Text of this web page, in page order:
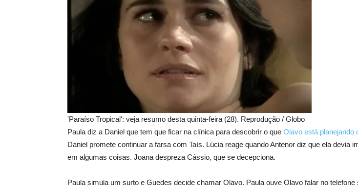
'Paraíso Tropical': veja resumo desta quinta-feira (28). Reprodução / Globo
Paula diz a Daniel que tem que ficar na clínica para descobrir o que Olavo está planejando
Daniel promete continuar a farsa com Taís. Lúcia reage quando Antenor diz que ela devia
em algumas coisas. Joana despreza Cássio, que se decepciona.
Paula simula um surto e Guedes decide chamar Olavo. Paula ouve Olavo falar no telefone